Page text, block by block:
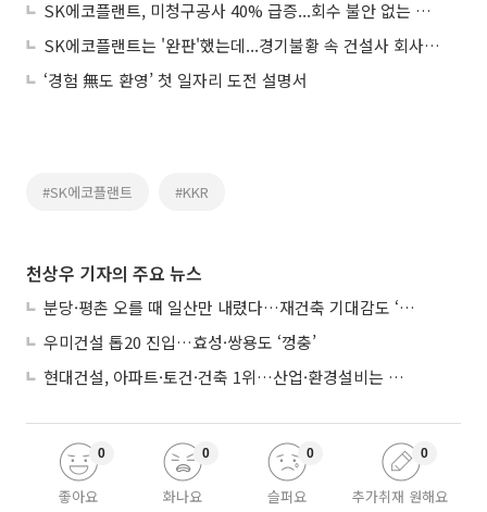
SK에코플랜트, 미청구공사 40% 급증...회수 불안 없는 이유
SK에코플랜트는 '완판'했는데...경기불황 속 건설사 회사채 '양극화' 뚜렷
‘경험 無도 환영’ 첫 일자리 도전 설명서
#SK에코플랜트 #KKR
천상우 기자의 주요 뉴스
분당·평촌 오를 때 일산만 내렸다…재건축 기대감도 ‘무색’
우미건설 톱20 진입…효성·쌍용도 ‘껑충’
현대건설, 아파트·토건·건축 1위…산업·환경설비는 삼성E&A
좋아요
0
화나요
0
슬퍼요
0
추가취재 원해요
0